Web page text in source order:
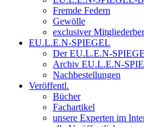
Fremde Federn
Gewölle
exclusiver
EU.L.E.N-SPIEGEL
Der EU.L.E.N-
Archiv EU.L.E.N-
Nachbestellungen
Veröffentl.
Bücher
Fachartikel
unsere Experten im